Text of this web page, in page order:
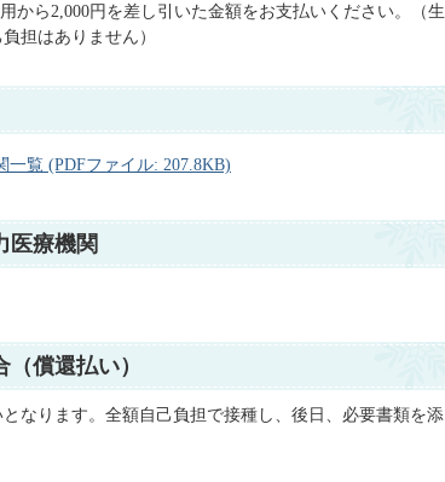
から2,000円を差し引いた金額をお支払いください。（生
担はありません）
覧 (PDFファイル: 207.8KB)
医療機関
償還払い）
なります。全額自己負担で接種し、後日、必要書類を添